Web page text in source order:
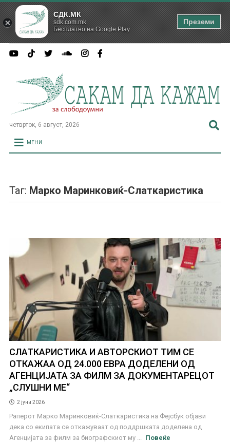
четврток, 6 август, 2026
МЕНИ
Таг: Марко Маринковиќ-Слаткаристика
СЛАТКАРИСТИКА И АВТОРСКИОТ ТИМ СЕ
ОТКАЖАА ОД 24.000 ЕВРА ДОДЕЛЕНИ ОД
АГЕНЦИЈАТА ЗА ФИЛМ ЗА ДОКУМЕНТАРЕЦОТ
„СЛУШНИ МЕ“
2 јуни 2026
Раперот Марко Маринковиќ-Слаткаристика на Фејсбук објави
дека со екипата се откажуваат од поддршката доделена од
Агенцијата за филм за биографскиот му ...
Повеќе
СДК.МК
sdk.com.mk
Бесплатно на Google Play
Преземи